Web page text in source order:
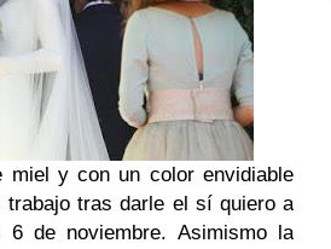
miel y con un color envidiable
tras darle el sí quiero a
6 de noviembre. Asimismo la